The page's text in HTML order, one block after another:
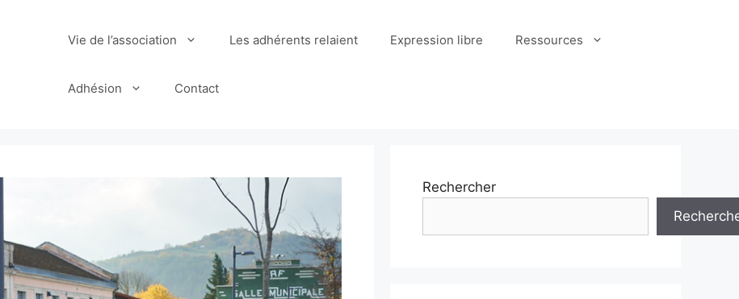
Vie de l’association Les adhérents relaient Expression libre Ressources
Adhésion Contact
Rechercher